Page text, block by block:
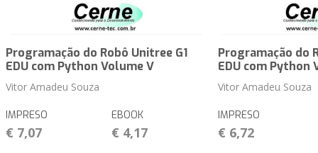
Programação do Robô Unitree G1
EDU com Python Volume V
Vitor Amadeu Souza
IMPRESO
€ 7,07
EBOOK
€ 4,17
Programação do
EDU com Python
Vitor Amadeu Souza
IMPRESO
€ 6,72